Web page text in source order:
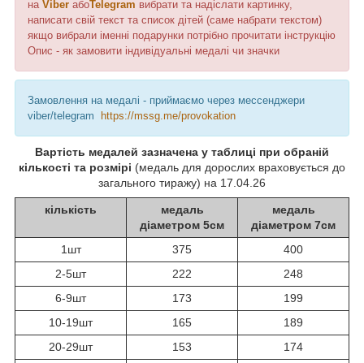
на Viber абоTelegram вибрати та надіслати картинку,
написати свій текст та список дітей (саме набрати текстом)
якщо вибрали іменні подарунки потрібно прочитати інструкцію
Опис - як замовити індивідуальні медалі чи значки
Замовлення на медалі - приймаємо через мессенджери
viber/telegram
https://mssg.me/provokation
Вартість медалей зазначена у таблиці при обраній
кількості та розмірі (медаль для дорослих враховується до
загального тиражу) на 17.04.26
кількість
медаль
діаметром 5см
медаль
діаметром 7см
1шт
375
400
2-5шт
222
248
6-9шт
173
199
10-19шт
165
189
20-29шт
153 174